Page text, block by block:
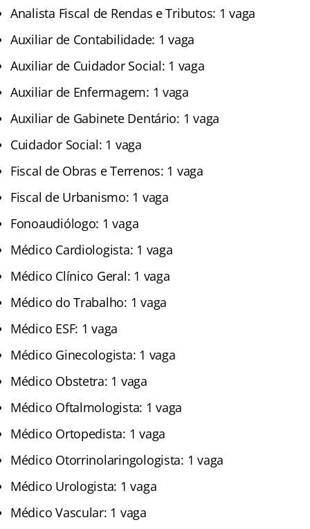
Analista Fiscal de Rendas e Tributos: 1 vaga
Auxiliar de Contabilidade: 1 vaga
Auxiliar de Cuidador Social: 1 vaga
Auxiliar de Enfermagem: 1 vaga
Auxiliar de Gabinete Dentário: 1 vaga
Cuidador Social: 1 vaga
Fiscal de Obras e Terrenos: 1 vaga
Fiscal de Urbanismo: 1 vaga
Fonoaudiólogo: 1 vaga
Médico Cardiologista: 1 vaga
Médico Clínico Geral: 1 vaga
Médico do Trabalho: 1 vaga
Médico ESF: 1 vaga
Médico Ginecologista: 1 vaga
Médico Obstetra: 1 vaga
Médico Oftalmologista: 1 vaga
Médico Ortopedista: 1 vaga
Médico Otorrinolaringologista: 1 vaga
Médico Urologista: 1 vaga
Médico Vascular: 1 vaga